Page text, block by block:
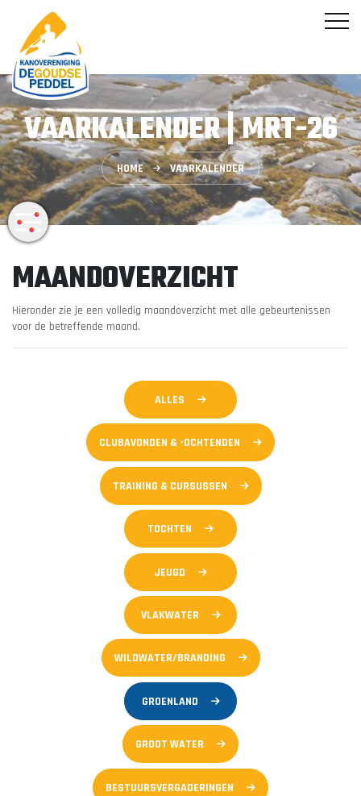
VAARKALENDER | MRT-26
HOME VAARKALENDER
MAANDOVERZICHT
Hieronder zie je een volledig maandoverzicht met alle gebeurtenissen
voor de betreffende maand.
ALLES
CLUBAVONDEN & -OCHTENDEN
TRAINING & CURSUSSEN
TOCHTEN
JEUGD
VLAKWATER
WILDWATER/BRANDING
GROENLAND
GROOT WATER
BESTUURSVERGADERINGEN